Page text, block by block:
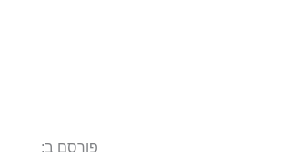
פורסם ב: